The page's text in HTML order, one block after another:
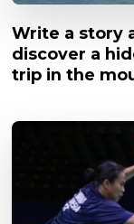
Write a story
discover a
trip in the